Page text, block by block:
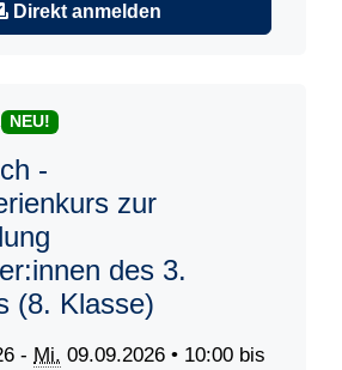
Direkt anmelden
NEU!
-
zur
des 3.
(8. Klasse)
- Mi. 09.09.2026 • 10:00 bis